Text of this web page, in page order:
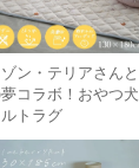
ゾン・テリアさんと
コラボ！おやつ犬
トラグ